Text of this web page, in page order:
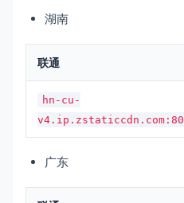
湖南
联通
hn-cu-
v4.ip.zstaticcdn.com:80
广东